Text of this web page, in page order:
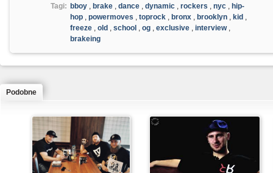
Tagi: bboy , brake , dance , dynamic , rockers , nyc , hip-
hop , powermoves , toprock , bronx , brooklyn , kid ,
freeze , old , school , og , exclusive , interview,
brakeing
Podobne